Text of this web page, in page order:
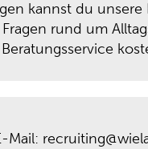
kannst du
rund um
Mail: